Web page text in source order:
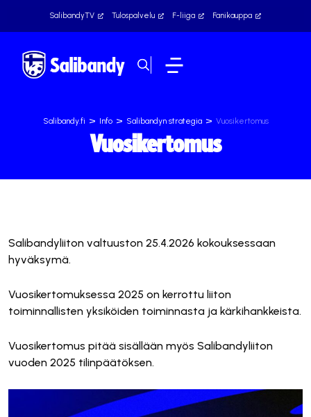
SalibandyTV Tulospalvelu F-liiga Fanikauppa
Salibandy.fi > Info > Salibandyn strategia > Vuosikertomus
Vuosikertomus
Salibandyliiton valtuuston 25.4.2026 kokouksessaan
hyväksymä.
Vuosikertomuksessa 2025 on kerrottu liiton
toiminnallisten yksiköiden toiminnasta ja kärkihankkeista.
Vuosikertomus pitää sisällään myös Salibandyliiton
vuoden 2025 tilinpäätöksen.